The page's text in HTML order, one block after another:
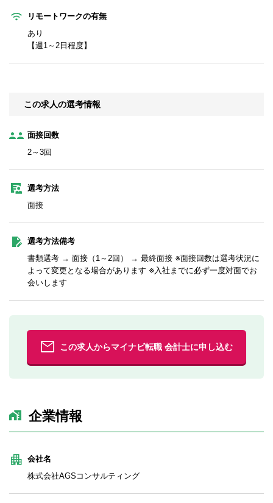
リモートワークの有無
あり
【週1～2日程度】
この求人の選考情報
面接回数
2～3回
選考方法
面接
選考方法備考
書類選考 → 面接（1～2回） → 最終面接 ※面接回数は選考状況に
よって変更となる場合があります ※入社までに必ず一度対面でお
会いします
この求人からマイナビ転職 会計士に申し込む
企業情報
会社名
株式会社AGSコンサルティング